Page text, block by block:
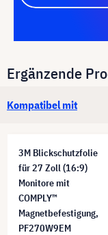
Ergänzende
Kompatibel mit
3M Blickschutzfolie
für 27 Zoll (16:9)
Monitore mit
COMPLY™
Magnetbefestigung,
PF270W9EM